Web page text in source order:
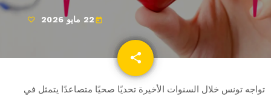
today 22 مايو 2026
share
email
تواجه تونس خلال السنوات الأخيرة تحديًا صحيًا متصاعدًا يتمثل في